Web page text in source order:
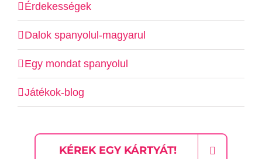
Érdekességek
Dalok spanyolul-magyarul
Egy mondat spanyolul
Játékok-blog
KÉREK EGY KÁRTYÁT!